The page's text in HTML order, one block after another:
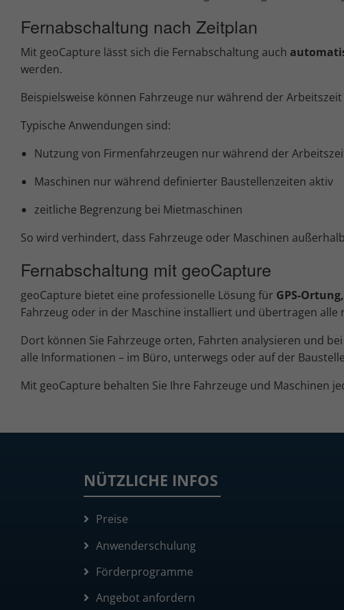
Fernabschaltung nach Zeitplan
Mit geoCapture lässt sich die Fernabschaltung auch
werden.
Beispielsweise können Fahrzeuge nur während der
Typische Anwendungen sind:
Nutzung von Firmenfahrzeugen nur während der
Maschinen nur während definierter Baustellenzeiten aktiv
zeitliche Begrenzung bei Mietmaschinen
So wird verhindert, dass Fahrzeuge oder Maschinen
Fernabschaltung mit geoCapture
geoCapture bietet eine professionelle Lösung für GPS-
Fahrzeug oder in der Maschine installiert und übertragen
Dort können Sie Fahrzeuge orten, Fahrten analysieren und
alle Informationen – im Büro, unterwegs oder auf der
Mit geoCapture behalten Sie Ihre Fahrzeuge und Maschinen
NÜTZLICHE INFOS
Preise
Anwenderschulung
Förderprogramme
Angebot anfordern